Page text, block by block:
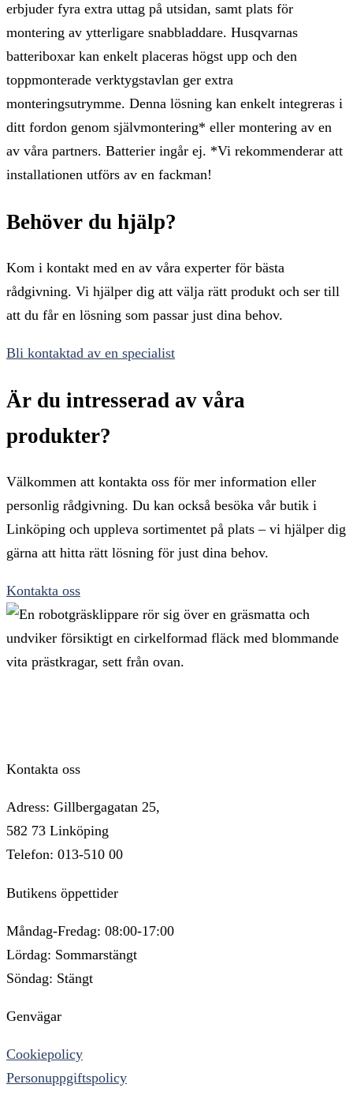
erbjuder fyra extra uttag på utsidan, samt plats för
montering av ytterligare snabbladdare. Husqvarnas
batteriboxar kan enkelt placeras högst upp och den
toppmonterade verktygstavlan ger extra
monteringsutrymme. Denna lösning kan enkelt integreras i
ditt fordon genom självmontering* eller montering av en
av våra partners. Batterier ingår ej. *Vi rekommenderar att
installationen utförs av en fackman!
Behöver du hjälp?
Kom i kontakt med en av våra experter för bästa
rådgivning. Vi hjälper dig att välja rätt produkt och ser till
att du får en lösning som passar just dina behov.
Bli kontaktad av en specialist
Är du intresserad av våra
produkter?
Välkommen att kontakta oss för mer information eller
personlig rådgivning. Du kan också besöka vår butik i
Linköping och uppleva sortimentet på plats – vi hjälper dig
gärna att hitta rätt lösning för just dina behov.
Kontakta oss
Kontakta oss
Adress: Gillbergagatan 25,
582 73 Linköping
Telefon: 013-510 00
Butikens öppettider
Måndag-Fredag: 08:00-17:00
Lördag: Sommarstängt
Söndag: Stängt
Genvägar
Cookiepolicy
Personuppgiftspolicy